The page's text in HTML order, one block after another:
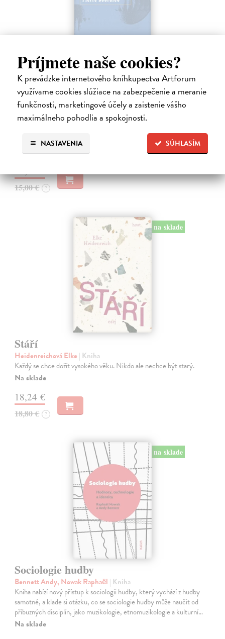
Príjmete naše cookies?
K prevádzke internetového kníhkupectva Artforum
využívame cookies slúžiace na zabezpečenie a meranie
funkčnosti, marketingové účely a zaistenie vášho
maximálneho pohodlia a spokojnosti.
SÚHLASÍM
NASTAVENIA
Nadvláda mužů
Bourdieu Pierre
| Kniha
Mužská dominance je tak zakotvena v našich společenských
praktikách a našem nevědomí, že si jí sotva všímáme; je natolik v
Bourdieu vychází…
Na sklade
15,00 € ?
na sklade
Stáří
Heidenreichová Elke | Kniha
Každý se chce dožít vysokého věku. Nikdo ale nechce být starý.
Na sklade
18,24 €
18,80 € ?
na sklade
Sociologie hudby
Bennett Andy, Nowak Raphaël | Kniha
Kniha nabízí nový přístup k sociologii hudby, který vychází z hudby
samotné, a klade si otázku, co se sociologie hudby může naučit od
příbuzných disciplín, jako muzikologie, etnomuzikologie a kulturní…
Na sklade